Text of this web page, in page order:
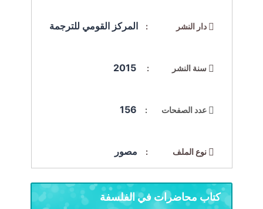
دار النشر : المركز القومي للترجمة
سنة النشر : 2015
عدد الصفحات : 156
نوع الملف : مصور
كتاب محاضرات في الفلسفة